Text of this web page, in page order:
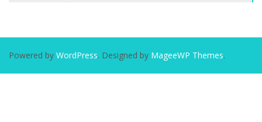
Powered by WordPress. Designed by MageeWP Themes.